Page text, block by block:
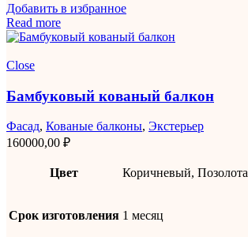
Добавить в избранное
Read more
Close
Бамбуковый кованый балкон
Фасад, Кованые балконы, Экстерьер
160000,00 ₽
Цвет Коричневый, Позолота
Срок изготовления 1 месяц